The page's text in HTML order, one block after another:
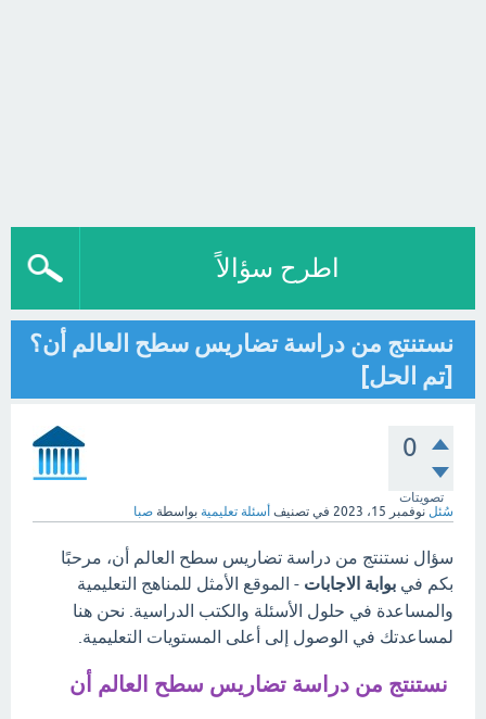
اطرح سؤالاً
نستنتج من دراسة تضاريس سطح العالم أن؟
[تم الحل]
0
تصويتات
سُئل نوفمبر 15، 2023 في تصنيف أسئلة تعليمية بواسطة صبا
سؤال نستنتج من دراسة تضاريس سطح العالم أن، مرحبًا
بكم في بوابة الاجابات - الموقع الأمثل للمناهج التعليمية
والمساعدة في حلول الأسئلة والكتب الدراسية. نحن هنا
لمساعدتك في الوصول إلى أعلى المستويات التعليمية.
نستنتج من دراسة تضاريس سطح العالم أن